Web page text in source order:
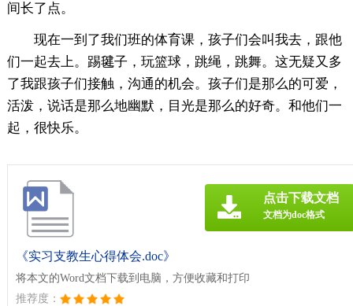
间长了点。
现在一到了我们班的体育课，孩子们会叫我去，跟他
们一起去上。踢毽子，玩篮球，跳绳，跳舞。这无疑又多
了我跟孩子们接触，沟通的机会。孩子们是那么的可爱，
活泼，说话是那么地幽默，目光是那么的好奇。和他们一
起，很快乐。
《实习支教生心得体会.doc》
将本文的Word文档下载到电脑，方便收藏和打印
推荐度：
点击下载文档
文档为doc格式